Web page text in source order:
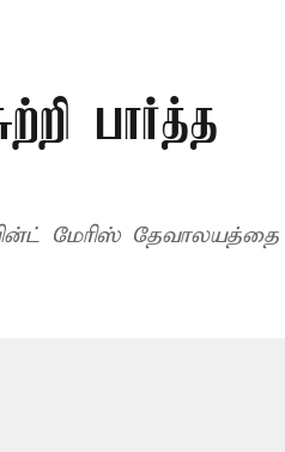
பார்த்த
மேரிஸ் தேவாலயத்தை